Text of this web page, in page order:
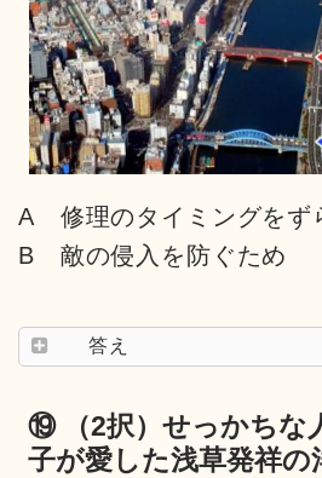
A 修理のタイミングをず
B 敵の侵入を防ぐため
答え
⑲ （2択）せっかちな
子が愛した浅草発祥の